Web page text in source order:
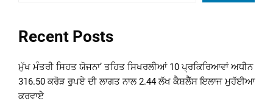
Recent Posts
ਮੁੱਖ ਮੰਤਰੀ ਸਿਹਤ ਯੋਜਨਾ’ ਤਹਿਤ ਸਿਖਰਲੀਆਂ 10 ਪ੍ਰਕਿਰਿਆਵਾਂ ਅਧੀਨ
316.50 ਕਰੋੜ ਰੁਪਏ ਦੀ ਲਾਗਤ ਨਾਲ 2.44 ਲੱਖ ਕੈਸ਼ਲੈੱਸ ਇਲਾਜ ਮੁਹੱਈਆ
ਕਰਵਾਏੇ